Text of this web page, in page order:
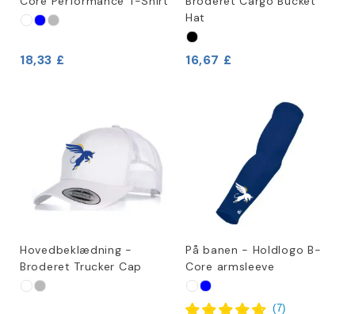
18,33 £
Hat
16,67 £
Hovedbeklædning -
Broderet Trucker Cap
På banen - Holdlogo B-
Core armsleeve
(7)